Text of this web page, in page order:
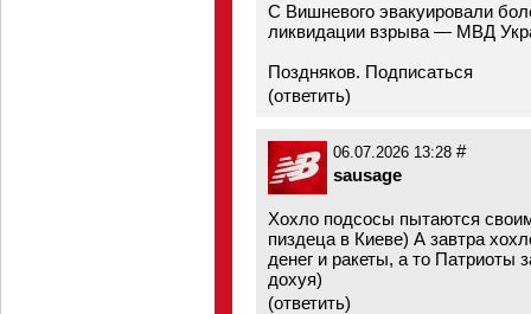
С Вишневого эвакуировали
ликвидации взрыва — МВД
Поздняков. Подписаться
(ответить)
06.07.2026 13:28 #
sausage
Хохло подсосы пытаются
пиздеца в Киеве) А завтра
денег и ракеты, а то
дохуя)
(ответить)